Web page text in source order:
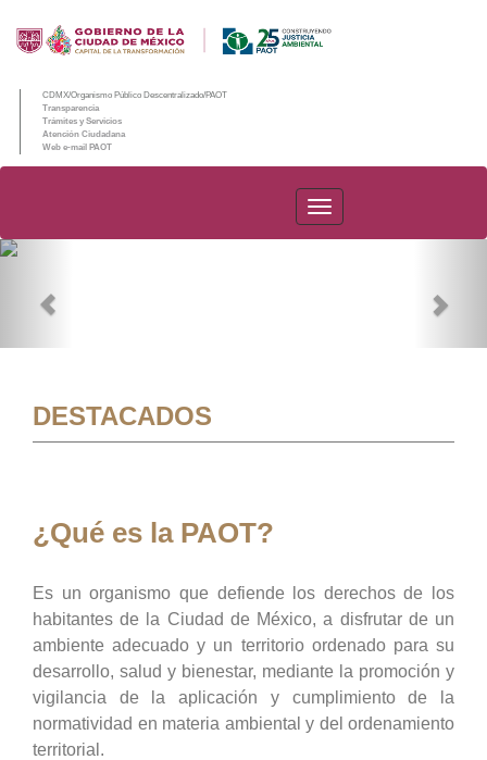
CDMX/Organismo Público Descentralizado/PAOT
Transparencia
Trámites y Servicios
Atención Ciudadana
Web e-mail PAOT
PAOT
DESTACADOS
¿Qué es la PAOT?
Es un organismo que defiende los derechos de los
habitantes de la Ciudad de México, a disfrutar de un
ambiente adecuado y un territorio ordenado para su
desarrollo, salud y bienestar, mediante la promoción y
vigilancia de la aplicación y cumplimiento de la
normatividad en materia ambiental y del ordenamiento
territorial.